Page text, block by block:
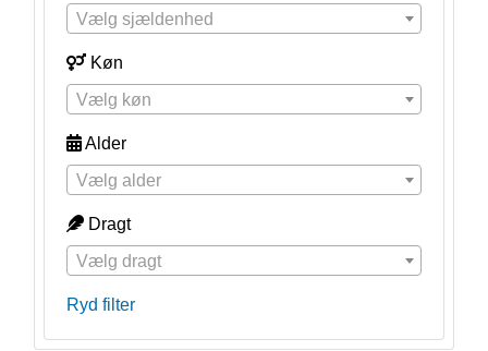
Vælg sjældenhed
Køn
Vælg køn
Alder
Vælg alder
Dragt
Vælg dragt
Ryd filter